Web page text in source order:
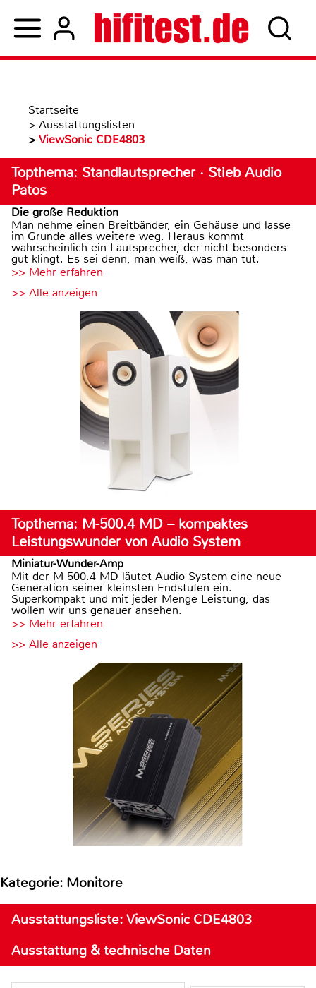
Startseite
> Ausstattungslisten
> ViewSonic CDE4803
Topthema: Standlautsprecher · Stieb Audio
Patos
Die große Reduktion
Man nehme einen Breitbänder, ein Gehäuse und lasse
im Grunde alles weitere weg. Heraus kommt
wahrscheinlich ein Lautsprecher, der nicht besonders
gut klingt. Es sei denn, man weiß, was man tut.
>> Mehr erfahren
>> Alle anzeigen
Topthema: M-500.4 MD – kompaktes
Leistungswunder von Audio System
Miniatur-Wunder-Amp
Mit der M-500.4 MD läutet Audio System eine neue
Generation seiner kleinsten Endstufen ein.
Superkompakt und mit jeder Menge Leistung, das
wollen wir uns genauer ansehen.
>> Mehr erfahren
>> Alle anzeigen
Kategorie: Monitore
Ausstattungsliste: ViewSonic CDE4803
Ausstattung & technische Daten